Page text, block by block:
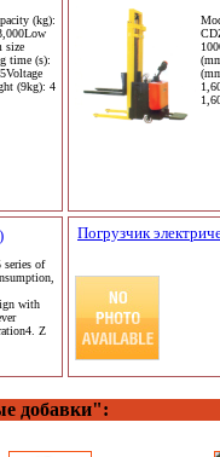
(kg):
size
time (s):
(9kg): 4
series of
with
Z
Погрузчик
добавки":